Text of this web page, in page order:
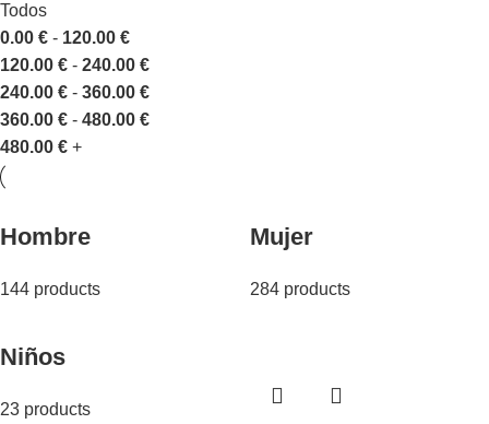
Todos
0.00 € - 120.00 €
120.00 € - 240.00 €
240.00 € - 360.00 €
360.00 € - 480.00 €
480.00 € +
Hombre
144 products
Mujer
284 products
Niños
23 products